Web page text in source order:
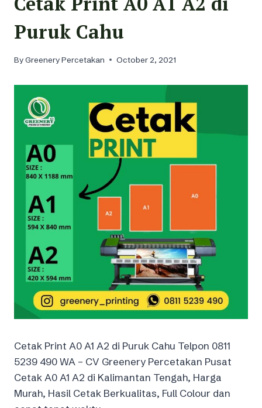
Puruk Cahu
ByGreenery Percetakan October 2, 2021
Cetak Print A0 A1 A2 di Puruk Cahu Telpon 0811
5239 490 WA – CV Greenery Percetakan Pusat
Cetak A0 A1 A2 di Kalimantan Tengah, Harga
Murah, Hasil Cetak Berkualitas, Full Colour dan